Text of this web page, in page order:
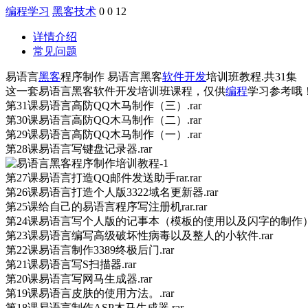
编程学习 黑客技术 0 0 12
详情介绍
常见问题
易语言黑客程序制作 易语言黑客软件开发培训班教程.共31集
这一套易语言黑客软件开发培训班课程，仅供编程学习参考哦！
第31课易语言高防QQ木马制作（三）.rar
第30课易语言高防QQ木马制作（二）.rar
第29课易语言高防QQ木马制作（一）.rar
第28课易语言写键盘记录器.rar
第27课易语言打造QQ邮件发送助手rar.rar
第26课易语言打造个人版3322域名更新器.rar
第25课给自己的易语言程序写注册机rar.rar
第24课易语言写个人版的记事本（模板的使用以及闪字的制作
第23课易语言编写高级破坏性病毒以及整人的小软件.rar
第22课易语言制作3389终极后门.rar
第21课易语言写S扫描器.rar
第20课易语言写网马生成器.rar
第19课易语言皮肤的使用方法。.rar